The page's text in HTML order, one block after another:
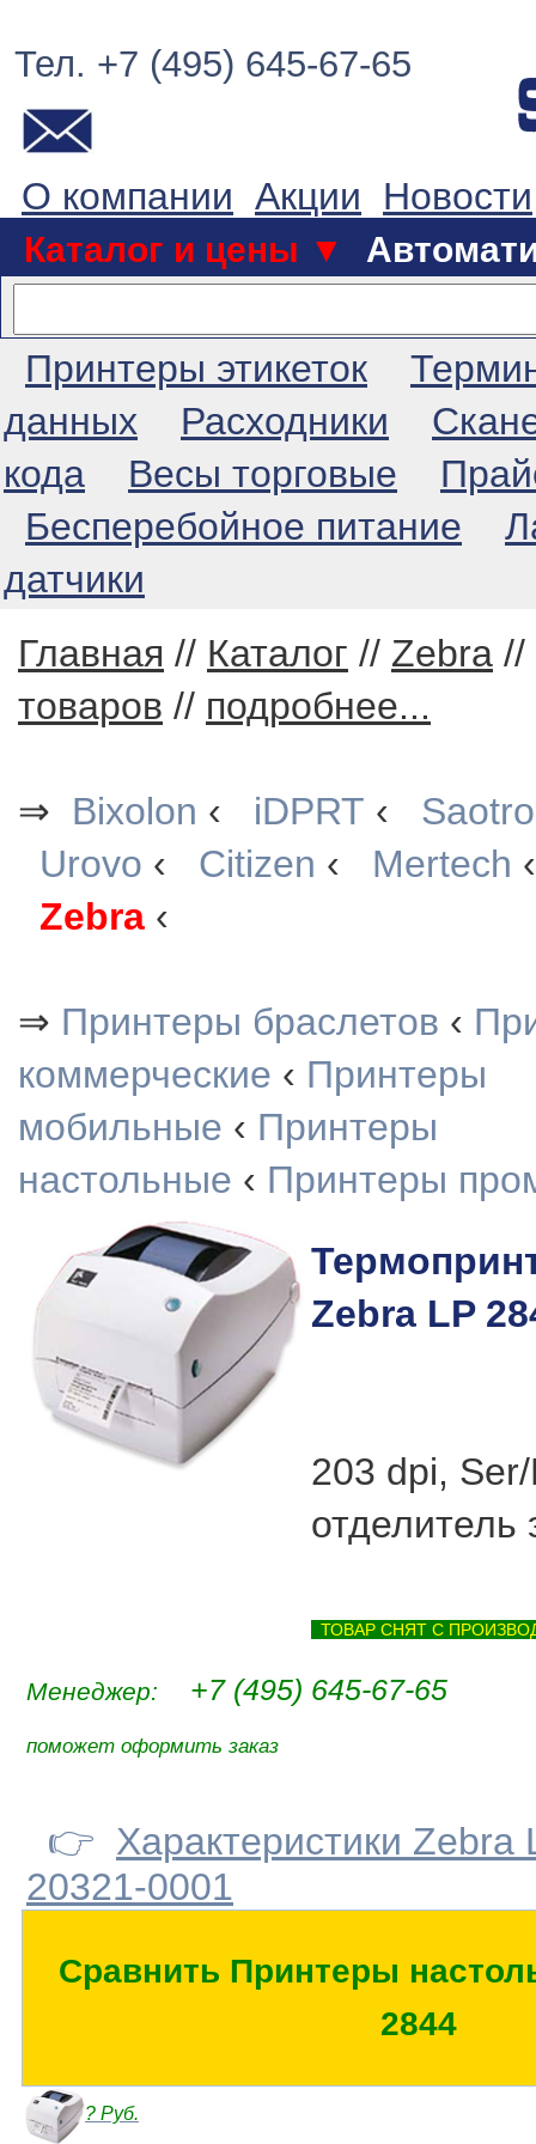
Тел. +7 (495) 645-67-65
О компании Акции Новости
Каталог и цены ▼
Принтеры этикеток
данных
Расходники
кода
Весы торговые
Бесперебойное питание
датчики
Главная // Каталог // Zebra //
товаров // подробнее...
⇒ Bixolon ‹ iDPRT ‹
Urovo ‹ Citizen ‹ Mertech
Zebra ‹
⇒ Принтеры браслетов ‹
коммерческие ‹ Принтеры
мобильные ‹ Принтеры
настольные ‹ Принтеры
Zebra LP
203 dpi,
отделитель
ТОВАР СНЯТ С
Менеджер: +7 (495) 645-67-65
поможет оформить заказ
👉 Характеристики Zebra
20321-0001
Сравнить Принтеры
2844
? Руб.